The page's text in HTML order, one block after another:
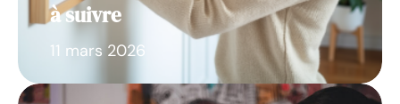
à suivre
11 mars 2026